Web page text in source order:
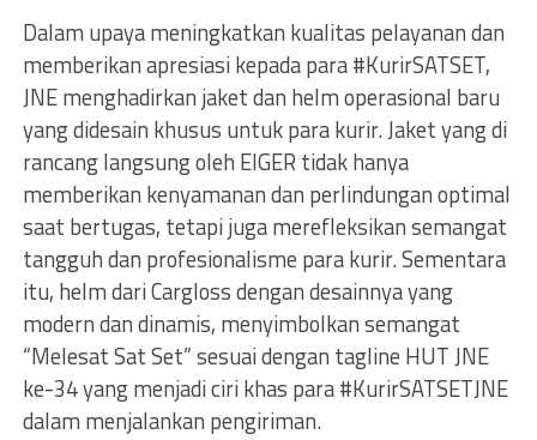
Dalam upaya meningkatkan kualitas pelayanan dan
memberikan apresiasi kepada para #KurirSATSET,
JNE menghadirkan jaket dan helm operasional baru
yang didesain khusus untuk para kurir. Jaket yang di
rancang langsung oleh EIGER tidak hanya
memberikan kenyamanan dan perlindungan optimal
saat bertugas, tetapi juga merefleksikan semangat
tangguh dan profesionalisme para kurir. Sementara
itu, helm dari Cargloss dengan desainnya yang
modern dan dinamis, menyimbolkan semangat
“Melesat Sat Set” sesuai dengan tagline HUT JNE
ke-34 yang menjadi ciri khas para #KurirSATSETJNE
dalam menjalankan pengiriman.